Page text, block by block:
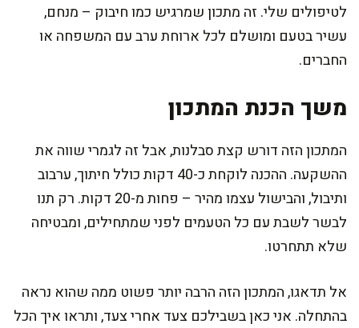
לטיפולים שלי. זה מתכון שמרגיש כמו חיבוק – מנחם,
עשיר בטעם ומושלם לכל ארוחת ערב עם המשפחה או
החברים.
משך הכנת המתכון
המתכון הזה דורש קצת סבלנות, אבל זה לגמרי שווה את
ההשקעה. ההכנה לוקחת כ-40 דקות כולל חיתוך, ערבוב
ותיבול, והבישול עצמו מהיר – פחות מ-20 דקות. רק תנו
לבשר לשבת עם כל הטעמים לפני שמתחילים, ומבטיחה
שלא תתחרטו.
אל תדאגו, המתכון הזה הרבה יותר פשוט ממה שהוא נראה
בהתחלה. אני כאן בשבילכם צעד אחרי צעד, ותראו איך הכל